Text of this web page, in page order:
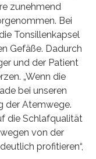
zunehmend
Bei
Tonsillenkapsel
Gefäße. Dadurch
und der Patient
„Wenn die
bei unseren
der Atemwege.
die Schlafqualität
von der
profitieren“,